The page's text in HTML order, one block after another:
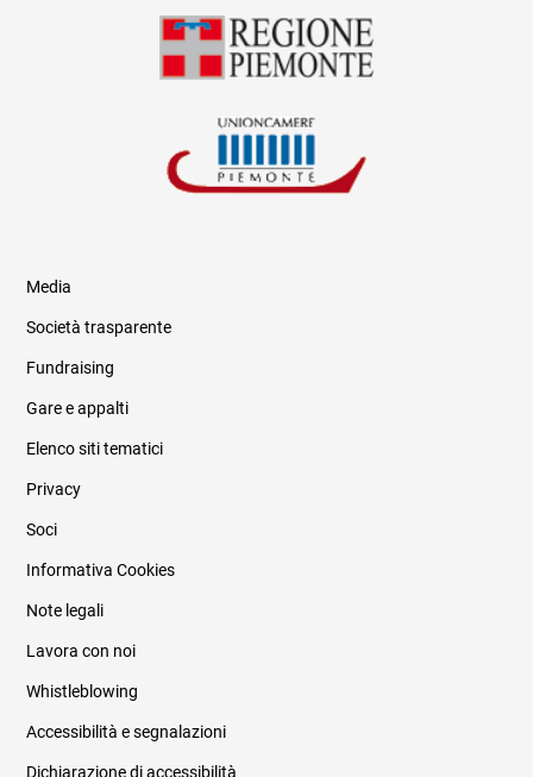
Informazioni legali e trasparenza
Media
Società trasparente
Fundraising
Gare e appalti
Elenco siti tematici
Privacy
Soci
Informativa Cookies
Note legali
Lavora con noi
Whistleblowing
Accessibilità e segnalazioni
Dichiarazione di accessibilità